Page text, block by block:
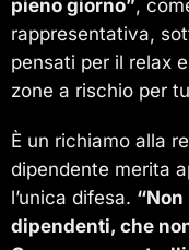
pieno giorno”,
rappresentativa,
pensati per il relax
zone a rischio per
È un richiamo alla
dipendente merita
l’unica difesa.
dipendenti, che